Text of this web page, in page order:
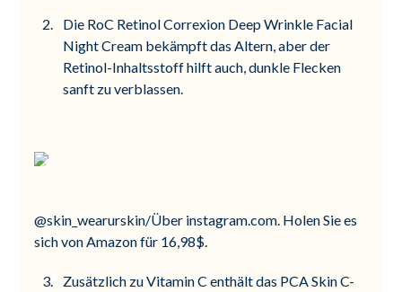
Die RoC Retinol Correxion Deep Wrinkle Facial
Night Cream bekämpft das Altern, aber der
Retinol-Inhaltsstoff hilft auch, dunkle Flecken
sanft zu verblassen.
@skin_wearurskin/Über instagram.com. Holen Sie es
sich von Amazon für 16,98$.
Zusätzlich zu Vitamin C enthält das PCA Skin C-